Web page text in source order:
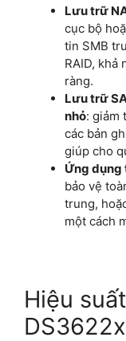
Lưu trữ
cục bộ
tin SMB
RAID, khả
ràng.
Lưu trữ
nhỏ: giảm
các bản
giúp cho
Ứng dụng
bảo vệ
trung,
một cách
Hiệu